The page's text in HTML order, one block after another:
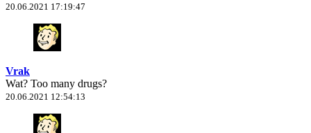
20.06.2021 17:19:47
Vrak
Wat? Too many drugs?
20.06.2021 12:54:13